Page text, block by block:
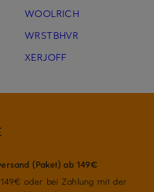
WOOLRICH
WRSTBHVR
XERJOFF
(Paket) ab 149€
oder bei Zahlung mit der